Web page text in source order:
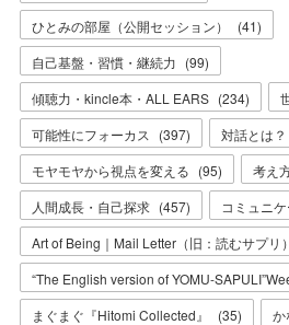
ひとみの部屋（公開セッション）
(41)
自己基盤・習慣・継続力 (99)
傾聴力・kincle本・ALL EARS (234)
可能性にフォーカス
(397) 対話とは？
モヤモヤから視点を変える (95) 考え
人間成長・自己探求 (457) コミュニ
Art of Being｜Mail Letter（旧：読むサプリ）
“The English version of YOMU-
まぐまぐ『Hitomi Collected』
(35) か